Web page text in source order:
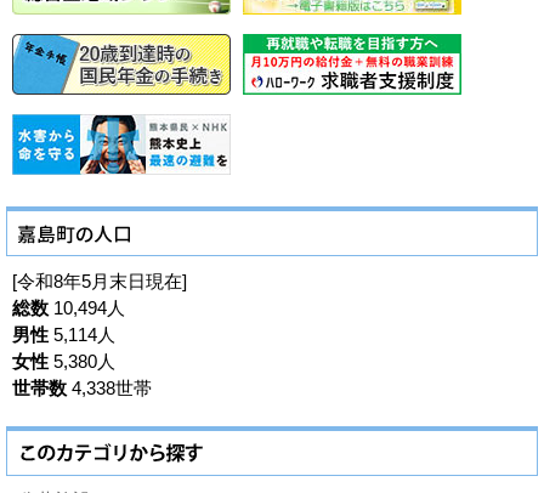
[令和8年5月末日現在]
総数 10,494人
男性 5,114人
女性 5,380人
世帯数 4,338世帯